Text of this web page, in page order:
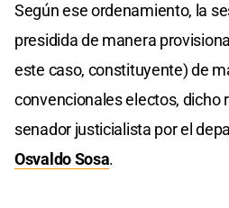
Según ese ordenamiento, la
presidida de manera
este caso, constituyente) de
convencionales electos, dicho
senador justicialista por el
Osvaldo Sosa.